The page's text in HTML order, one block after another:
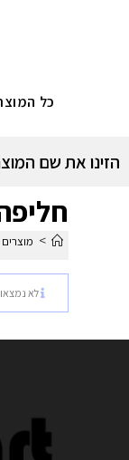
כל
הזינו את שם
> מוצרים
לא